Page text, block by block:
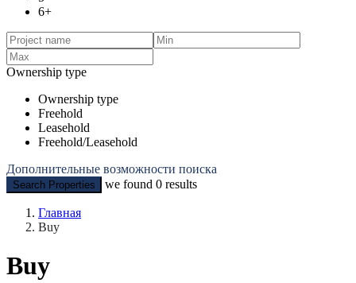
6+
Ownership type
Ownership type
Freehold
Leasehold
Freehold/Leasehold
Дополнительные возможности поиска
Search Properties we found 0 results
Главная
Buy
Buy